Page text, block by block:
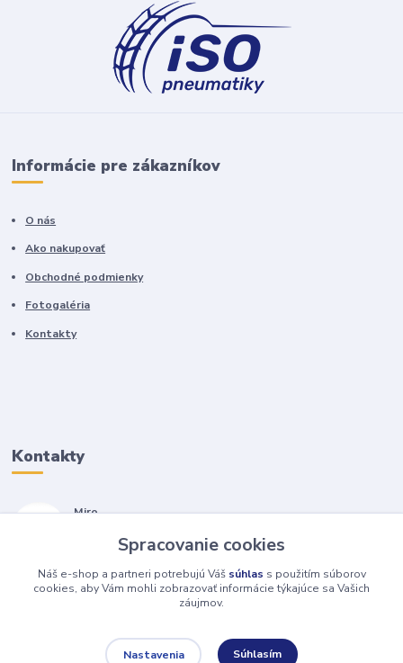
Informácie pre zákazníkov
O nás
Ako nakupovať
Obchodné podmienky
Fotogaléria
Kontakty
Kontakty
Miro
(Po-Pia, 7-17 hod.)
isopneumatiky@isopneumatiky.sk
Spracovanie cookies
Náš e-shop a partneri potrebujú Váš súhlas s použitím súborov
cookies, aby Vám mohli zobrazovať informácie týkajúce sa Vašich
záujmov.
Nastavenia Súhlasím